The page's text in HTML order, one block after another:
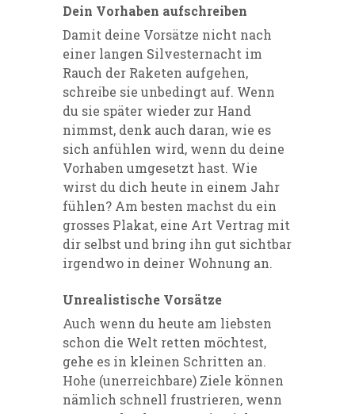
Dein Vorhaben aufschreiben
Damit deine Vorsätze nicht nach
einer langen Silvesternacht im
Rauch der Raketen aufgehen,
schreibe sie unbedingt auf. Wenn
du sie später wieder zur Hand
nimmst, denk auch daran, wie es
sich anfühlen wird, wenn du deine
Vorhaben umgesetzt hast. Wie
wirst du dich heute in einem Jahr
fühlen? Am besten machst du ein
grosses Plakat, eine Art Vertrag mit
dir selbst und bring ihn gut sichtbar
irgendwo in deiner Wohnung an.
Unrealistische Vorsätze
Auch wenn du heute am liebsten
schon die Welt retten möchtest,
gehe es in kleinen Schritten an.
Hohe (unerreichbare) Ziele können
nämlich schnell frustrieren, wenn